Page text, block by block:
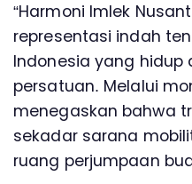
“Harmoni Imlek
representasi indah
Indonesia yang
persatuan. Melalui
menegaskan bahwa
sekadar sarana
ruang perjumpaan